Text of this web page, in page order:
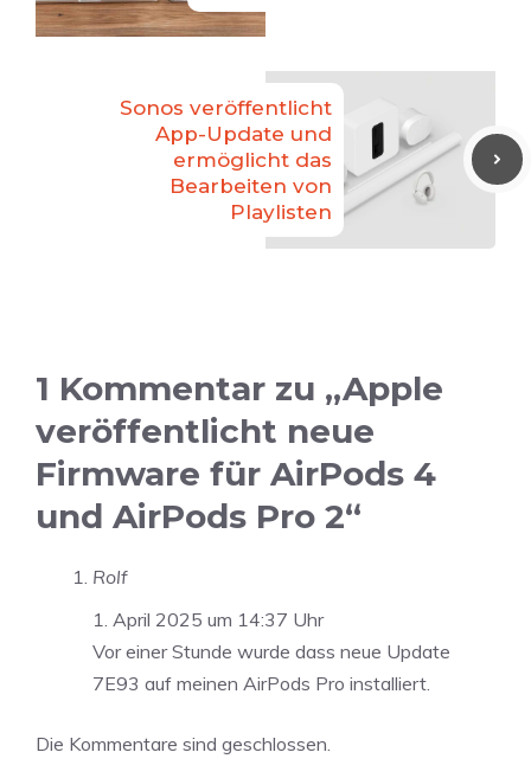
Sonos veröffentlicht
App-Update und
ermöglicht das
Bearbeiten von
Playlisten
1 Kommentar zu „Apple
veröffentlicht neue
Firmware für AirPods 4
und AirPods Pro 2“
Rolf
1. April 2025 um 14:37 Uhr
Vor einer Stunde wurde dass neue Update
7E93 auf meinen AirPods Pro installiert.
Die Kommentare sind geschlossen.